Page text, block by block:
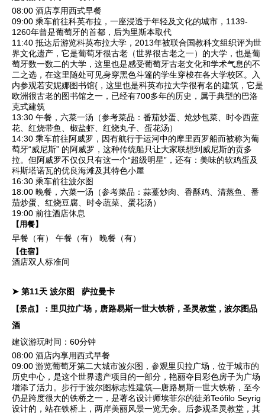
08:00 酒店享用西式早餐
09:00 乘车前往科英布拉，一座浸透于年轻及文化的城市，1139-
1260年曾是葡萄牙的首都，后为里斯本取代
11:40 抵达后游览科英布拉大学 ，2013年被联合国教科文组织评为世
界文化遗产，它是葡萄牙很古老（世界很古老之一）的大学，也是葡
萄牙数一数二的大学，这里也是感受葡萄牙古老文化和学术气息的不
二之选，在这里随处可见身穿黑色斗篷的学生穿梭在各大学校区。入
内参观若安妮娜图书馆{，这里也是科英布拉大学很有名的建筑，它是
欧洲很古老的图书馆之一，已经有700多年的历史，属于典型的巴洛
克式建筑
13:30 午餐，六菜一汤（参考菜品：番茄炒蛋、炝炒包菜、时令西蓝
花、红烧带鱼、椒盐虾、红烧丸子、蛋花汤）
14:30 乘车前往阿威罗 ，因有航行于运河中的摩里西罗船而被称为葡
萄牙“威尼斯” 的阿威罗，这种传统船只让大家联想到威尼斯的贡多
拉。但阿威罗不仅仅只有这一个“超级明星”，还有：美味的软鸡蛋及
科斯塔诺瓦的优良海滩及其特色小屋
16:30 乘车前往波尔图
18:00 晚餐，六菜一汤（参考菜品：蒜薹炒肉、香酥鸡、清蒸鱼、番
茄炒蛋、红烧豆腐、时令蔬菜、蛋花汤）
19:00 前往酒店休息
【用餐】
早餐（有） 午餐（有） 晚餐（有）
【住宿】
酒店双人标准间
➤ 第11天 波尔图 萨拉曼卡
【景点】： 里贝拉广场，唐路易斯一世大铁桥，圣灵教堂，波尔图品
酒
建议游玩时间：60分钟
08:00 酒店内享用西式早餐
09:00 游览葡萄牙第二大城市波尔图，参观里贝拉广场 ，位于城市的
历史中心，是这个世界遗产项目的一部分，艳丽夺目彩色房子为广场
增添了活力。步行于波尔图标志性建筑—唐路易斯一世大铁桥 ，至今
仍是跨度很大的铁桥之一，是著名设计师埃菲尔的徒弟Teófilo Seyrig
设计的，站在铁桥上，两岸美丽风景一览无余。后参观圣灵教堂 ，其